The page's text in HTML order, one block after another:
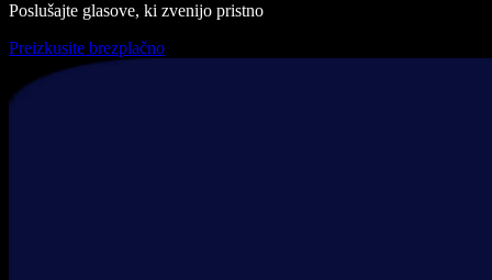
Poslušajte glasove, ki zvenijo pristno
Preizkusite brezplačno